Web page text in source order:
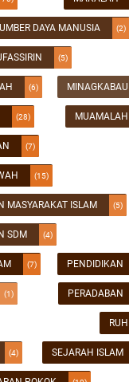
DAYA MANUSIA (2)
(5)
(6) MINAGKABAU
(28) MUAMALAH
(7)
(15)
MASYARAKAT ISLAM (5)
SDM (4)
(7) PENDIDIKAN
(1) PERADABAN
RUH
(4) SEJARAH ISLAM